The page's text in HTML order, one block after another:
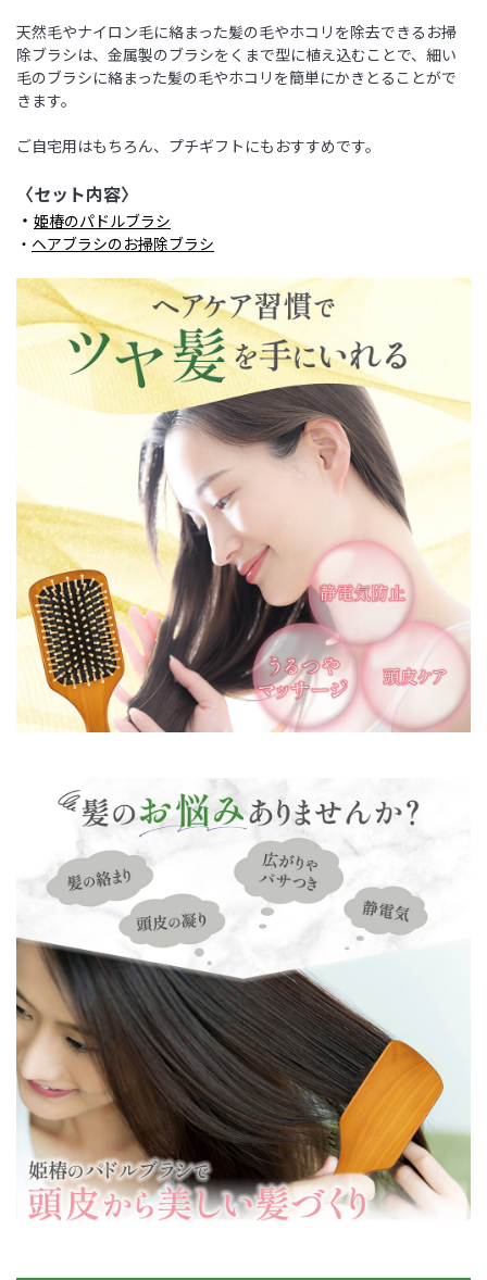
天然毛やナイロン毛に絡まった髪の毛やホコリを除去できるお掃
除ブラシは、金属製のブラシをくまで型に植え込むことで、細い
毛のブラシに絡まった髪の毛やホコリを簡単にかきとることがで
きます。
ご自宅用はもちろん、プチギフトにもおすすめです。
〈セット内容〉
・ 姫椿のパドルブラシ
・ ヘアブラシのお掃除ブラシ